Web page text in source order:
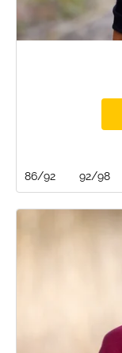
86/92 92/98